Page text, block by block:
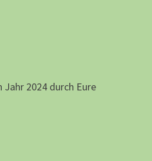
Jahr 2024 durch Eure